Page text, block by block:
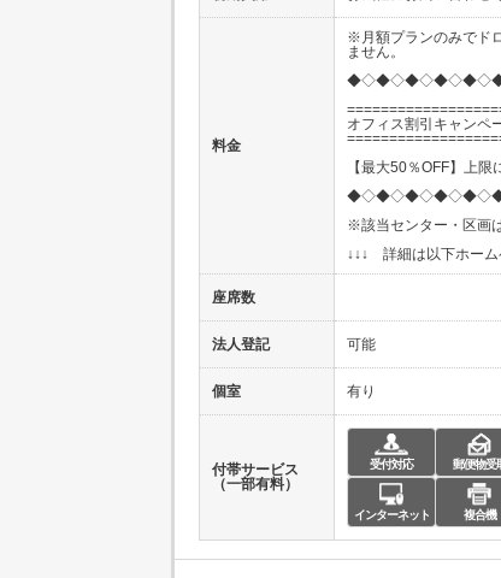
料金
※月額プランのみでド
ません。
オフィス割引キャンペ
【最大50％OFF】上限
※該当センター・区画
↓↓↓ 詳細は以下ホー
座席数
法人登記 可能
個室 有り
付帯サービス
（一部有料）
受付対応 郵便物受
インターネット 複合機